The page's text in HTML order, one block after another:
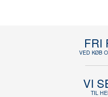
FRI
VED KØB
VI
TIL